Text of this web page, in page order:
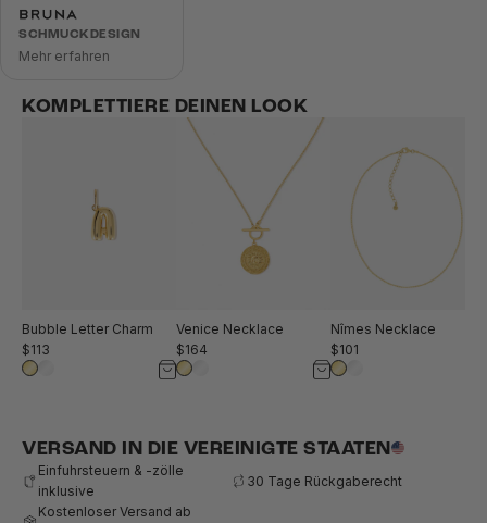
SCHMUCKDESIGN
Mehr erfahren
KOMPLETTIERE DEINEN LOOK
Bubble Letter Charm
$113
Venice Necklace
$164
Nîmes Necklace
$101
VERSAND IN DIE VEREINIGTE STAATEN
Einfuhrsteuern & -zölle
inklusive
30 Tage Rückgaberecht
Kostenloser Versand ab